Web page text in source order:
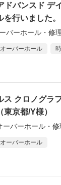
ドバンスド デ
を行いました。
バーホール・修
オーバーホール
ス クロノグラ
京都/Y様）
ーバーホール・
オーバーホール